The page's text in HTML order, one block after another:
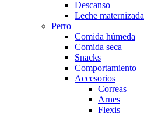
Descanso
Leche maternizada
Perro
Comida húmeda
Comida seca
Snacks
Comportamiento
Accesorios
Correas
Arnes
Flexis